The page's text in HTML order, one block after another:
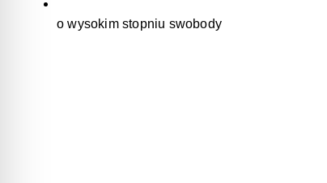
o wysokim stopniu swobody